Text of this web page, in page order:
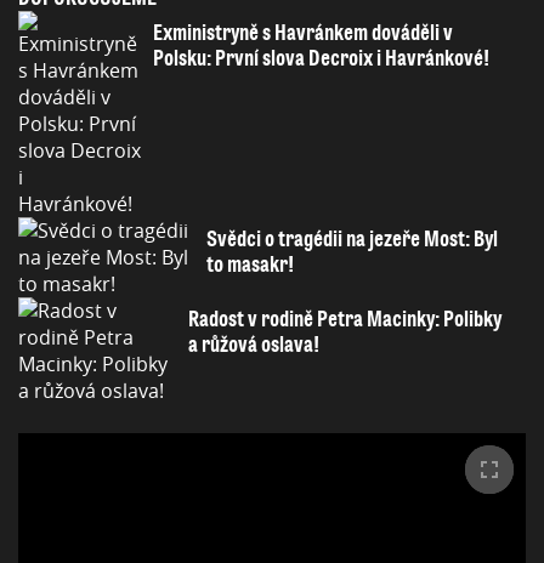
Exministryně s Havránkem dováděli v
Polsku: První slova Decroix i Havránkové!
Svědci o tragédii na jezeře Most: Byl
to masakr!
Radost v rodině Petra Macinky: Polibky
a růžová oslava!